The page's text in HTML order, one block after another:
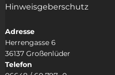
Hinweisgeberschutz
Adresse
Herrengasse 6
36137 Großenlüder
Telefon